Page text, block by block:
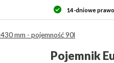
14-dniowe
mm - pojemność 90l
Pojemnik